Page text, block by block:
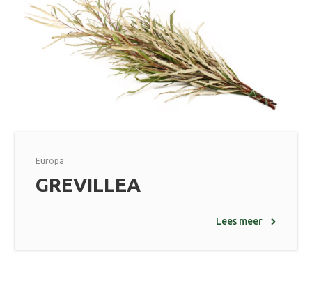
Europa
GREVILLEA
Lees meer